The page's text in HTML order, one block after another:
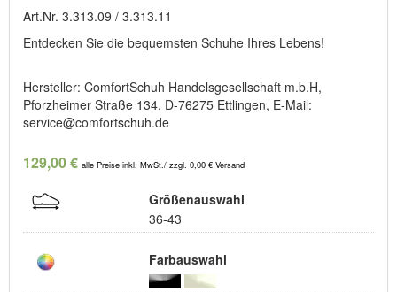
Art.Nr. 3.313.09 / 3.313.11
Entdecken Sie die bequemsten Schuhe Ihres Lebens!
Hersteller: ComfortSchuh Handelsgesellschaft m.b.H,
Pforzheimer Straße 134, D-76275 Ettlingen, E-Mail:
service@comfortschuh.de
129,00 € alle Preise inkl. MwSt./ zzgl. 0,00 € Versand
Größenauswahl
36-43
Farbauswahl